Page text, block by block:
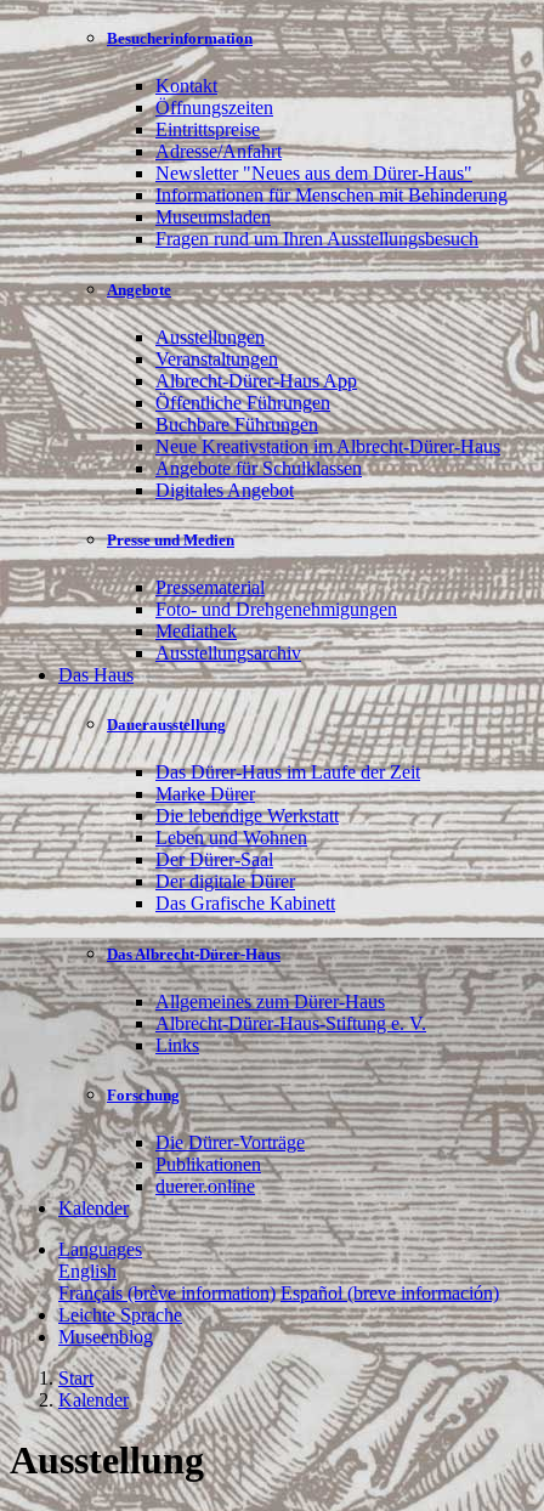
Besucherinformation
Kontakt
Öffnungszeiten
Eintrittspreise
Adresse/Anfahrt
Newsletter "Neues aus dem Dürer-Haus"
Informationen für Menschen mit Behinderung
Museumsladen
Fragen rund um Ihren Ausstellungsbesuch
Angebote
Ausstellungen
Veranstaltungen
Albrecht-Dürer-Haus App
Öffentliche Führungen
Buchbare Führungen
Neue Kreativstation im Albrecht-Dürer-Haus
Angebote für Schulklassen
Digitales Angebot
Presse und Medien
Pressematerial
Foto- und Drehgenehmigungen
Mediathek
Ausstellungsarchiv
Das Haus
Dauerausstellung
Das Dürer-Haus im Laufe der Zeit
Marke Dürer
Die lebendige Werkstatt
Leben und Wohnen
Der Dürer-Saal
Der digitale Dürer
Das Grafische Kabinett
Das Albrecht-Dürer-Haus
Allgemeines zum Dürer-Haus
Albrecht-Dürer-Haus-Stiftung e. V.
Links
Forschung
Die Dürer-Vorträge
Publikationen
duerer.online
Kalender
Languages
English
Français (brève information) Español (breve información)
Leichte Sprache
Museenblog
Start
Kalender
Ausstellung